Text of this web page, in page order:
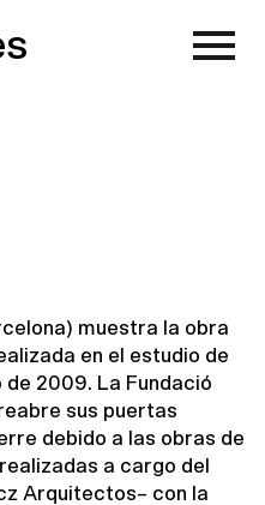
muestra la obra
en el estudio de
2009. La Fundació
sus puertas
debido a las obras de
a cargo del
Arquitectos– con la